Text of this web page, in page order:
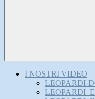
I NOSTRI VIDEO
LEOPARDI-